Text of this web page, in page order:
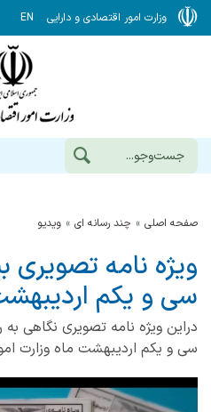
وزارت امور اقتصادی و دارایی EN
صفحه اصلی چند رسانه ای ویدیو
ویژه نامه
سی و یکم اردیبهشت
دراین ویژه نامه تصویری نگاهی
سی و یکم اردیبهشت ماه وزارت